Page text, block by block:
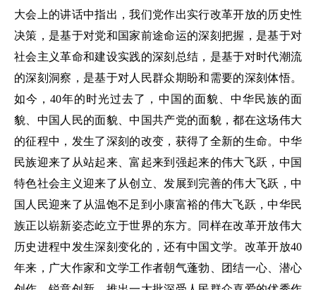
大会上的讲话中指出，我们党作出实行改革开放的历史性
决策，是基于对党和国家前途命运的深刻把握，是基于对
社会主义革命和建设实践的深刻总结，是基于对时代潮流
的深刻洞察，是基于对人民群众期盼和需要的深刻体悟。
如今，40年的时光过去了，中国的面貌、中华民族的面
貌、中国人民的面貌、中国共产党的面貌，都在这场伟大
的征程中，发生了深刻的改变，获得了全新的生命。中华
民族迎来了从站起来、富起来到强起来的伟大飞跃，中国
特色社会主义迎来了从创立、发展到完善的伟大飞跃，中
国人民迎来了从温饱不足到小康富裕的伟大飞跃，中华民
族正以崭新姿态屹立于世界的东方。同样在改革开放伟大
历史进程中发生深刻变化的，还有中国文学。改革开放40
年来，广大作家和文学工作者朝气蓬勃、团结一心、潜心